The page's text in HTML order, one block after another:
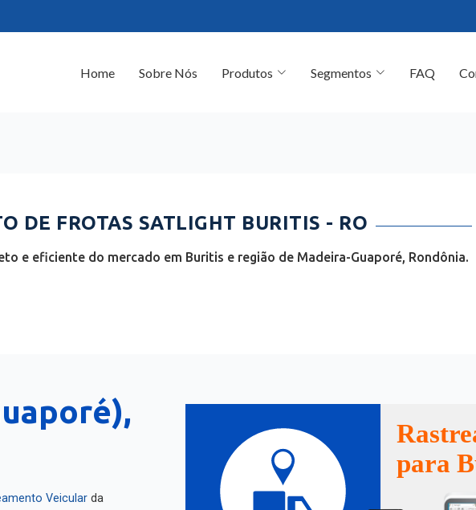
Home Sobre Nós Produtos Segmentos FAQ
DE FROTAS SATLIGHT BURITIS - RO
e eficiente do mercado em Buritis e região de Madeira-Guaporé, Rondônia.
Veicular da
para